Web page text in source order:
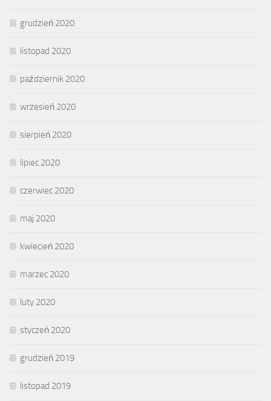
grudzień 2020
listopad 2020
październik 2020
wrzesień 2020
sierpień 2020
lipiec 2020
czerwiec 2020
maj 2020
kwiecień 2020
marzec 2020
luty 2020
styczeń 2020
grudzień 2019
listopad 2019